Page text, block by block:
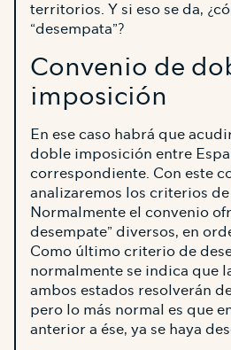
territorios. Y si eso se da,
“desempata”?
Convenio de
imposición
En ese caso habrá que
doble imposición entre
correspondiente. Con este
analizaremos los criterios
Normalmente el convenio
desempate” diversos, en
Como último criterio de
normalmente se indica que
ambos estados resolverán
pero lo más normal es que
anterior a ése, ya se haya